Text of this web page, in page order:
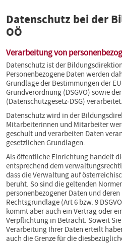
i
t
Datenschutz bei der
OÖ
Verarbeitung von
Datenschutz ist der
Personenbezogene Daten werden
Grundlage der Bestimmungen der
Grundverordnung (DSGVO) sowie
(Datenschutzgesetz‐DSG) verarbeitet.
Datenschutz wird in der
Mitarbeiterinnen und Mitarbeiter
geschult und verarbeiten Daten
gesetzlichen Grundlagen.
Als öffentliche Einrichtung handelt
entsprechend dem
dass die Verwaltung auf
beruht. So sind die geltenden
personenbezogener Daten und
Rechtsgrundlage (Art 6 bzw. 9
kommt aber auch ein Vertrag oder
Verpflichtung in Betracht. Soweit
Verarbeitung Ihrer Daten erteilt
auch die Grenze für die